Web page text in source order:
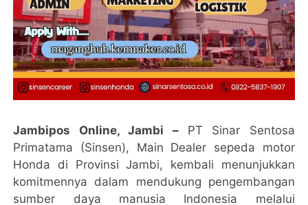
Jambipos Online, Jambi –PT Sinar Sentosa
Primatama (Sinsen), Main Dealer sepeda motor
Honda di Provinsi Jambi, kembali menunjukkan
komitmennya dalam mendukung pengembangan
sumber daya manusia Indonesia melalui